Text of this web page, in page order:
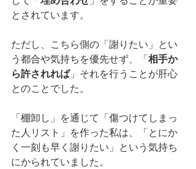
とされています。
ただし、こちら側の「謝りたい」とい
う都合や気持ちを優先せず、「相手か
ら許されれば」それを行うことが肝心
とのことでした。
「棚卸し」を通じて「傷つけてしまっ
た人リスト」を作った私は、「とにか
く一刻も早く謝りたい」という気持ち
にかられていました。